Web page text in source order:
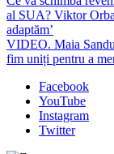
al SUA? Viktor
adaptăm’
VIDEO. Maia
fim uniți pentru a
Facebook
YouTube
Instagram
Twitter